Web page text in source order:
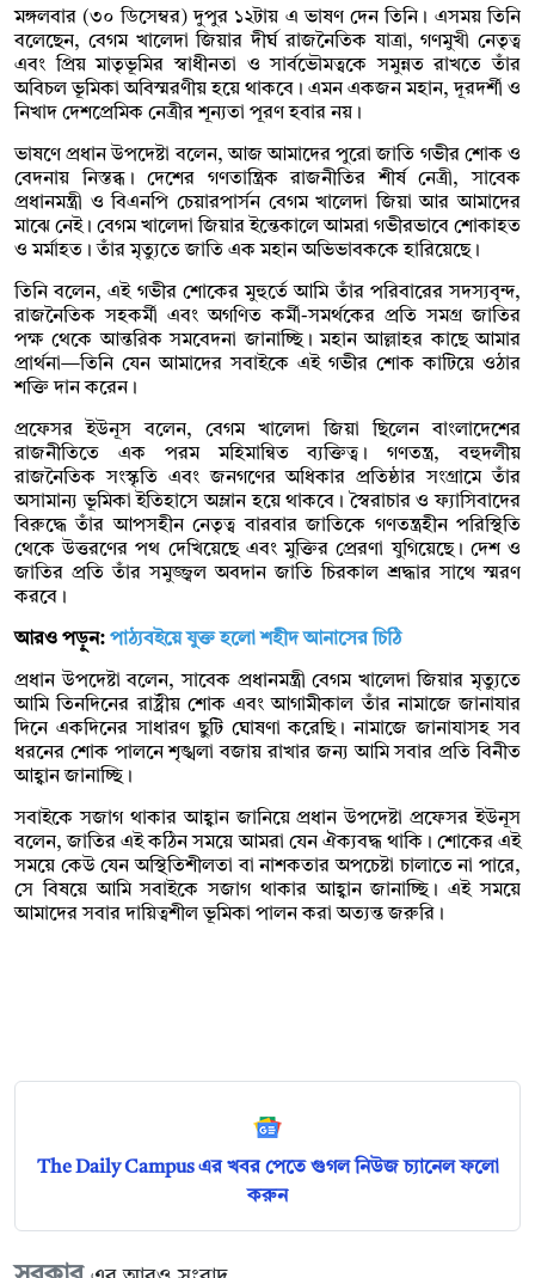
মঙ্গলবার (৩০ ডিসেম্বর) দুপুর ১২টায় এ ভাষণ দেন তিনি। এসময় তিনি
বলেছেন, বেগম খালেদা জিয়ার দীর্ঘ রাজনৈতিক যাত্রা, গণমুখী নেতৃত্ব
এবং প্রিয় মাতৃভূমির স্বাধীনতা ও সার্বভৌমত্বকে সমুন্নত রাখতে তাঁর
অবিচল ভূমিকা অবিস্মরণীয় হয়ে থাকবে। এমন একজন মহান, দূরদর্শী ও
নিখাদ দেশপ্রেমিক নেত্রীর শূন্যতা পূরণ হবার নয়।
ভাষণে প্রধান উপদেষ্টা বলেন, আজ আমাদের পুরো জাতি গভীর শোক ও
বেদনায় নিস্তব্ধ। দেশের গণতান্ত্রিক রাজনীতির শীর্ষ নেত্রী, সাবেক
প্রধানমন্ত্রী ও বিএনপি চেয়ারপার্সন বেগম খালেদা জিয়া আর আমাদের
মাঝে নেই। বেগম খালেদা জিয়ার ইন্তেকালে আমরা গভীরভাবে শোকাহত
ও মর্মাহত। তাঁর মৃত্যুতে জাতি এক মহান অভিভাবককে হারিয়েছে।
তিনি বলেন, এই গভীর শোকের মুহুর্তে আমি তাঁর পরিবারের সদস্যবৃন্দ,
রাজনৈতিক সহকর্মী এবং অগণিত কর্মী-সমর্থকের প্রতি সমগ্র জাতির
পক্ষ থেকে আন্তরিক সমবেদনা জানাচ্ছি। মহান আল্লাহর কাছে আমার
প্রার্থনা—তিনি যেন আমাদের সবাইকে এই গভীর শোক কাটিয়ে ওঠার
শক্তি দান করেন।
প্রফেসর ইউনূস বলেন, বেগম খালেদা জিয়া ছিলেন বাংলাদেশের
রাজনীতিতে এক পরম মহিমান্বিত ব্যক্তিত্ব। গণতন্ত্র, বহুদলীয়
রাজনৈতিক সংস্কৃতি এবং জনগণের অধিকার প্রতিষ্ঠার সংগ্রামে তাঁর
অসামান্য ভূমিকা ইতিহাসে অম্লান হয়ে থাকবে। স্বৈরাচার ও ফ্যাসিবাদের
বিরুদ্ধে তাঁর আপসহীন নেতৃত্ব বারবার জাতিকে গণতন্ত্রহীন পরিস্থিতি
থেকে উত্তরণের পথ দেখিয়েছে এবং মুক্তির প্রেরণা যুগিয়েছে। দেশ ও
জাতির প্রতি তাঁর সমুজ্জ্বল অবদান জাতি চিরকাল শ্রদ্ধার সাথে স্মরণ
করবে।
আরও পড়ুন: পাঠ্যবইয়ে যুক্ত হলো শহীদ আনাসের চিঠি
প্রধান উপদেষ্টা বলেন, সাবেক প্রধানমন্ত্রী বেগম খালেদা জিয়ার মৃত্যুতে
আমি তিনদিনের রাষ্ট্রীয় শোক এবং আগামীকাল তাঁর নামাজে জানাযার
দিনে একদিনের সাধারণ ছুটি ঘোষণা করেছি। নামাজে জানাযাসহ সব
ধরনের শোক পালনে শৃঙ্খলা বজায় রাখার জন্য আমি সবার প্রতি বিনীত
আহ্বান জানাচ্ছি।
সবাইকে সজাগ থাকার আহ্বান জানিয়ে প্রধান উপদেষ্টা প্রফেসর ইউনূস
বলেন, জাতির এই কঠিন সময়ে আমরা যেন ঐক্যবদ্ধ থাকি। শোকের এই
সময়ে কেউ যেন অস্থিতিশীলতা বা নাশকতার অপচেষ্টা চালাতে না পারে,
সে বিষয়ে আমি সবাইকে সজাগ থাকার আহ্বান জানাচ্ছি। এই সময়ে
আমাদের সবার দায়িত্বশীল ভূমিকা পালন করা অত্যন্ত জরুরি।
The Daily Campus এর খবর পেতে গুগল নিউজ চ্যানেল ফলো
করুন